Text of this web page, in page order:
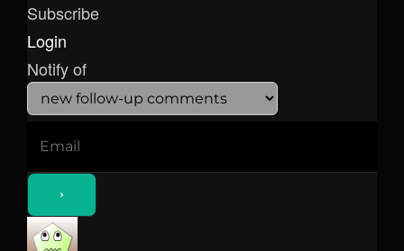
Subscribe
Login
Notify of